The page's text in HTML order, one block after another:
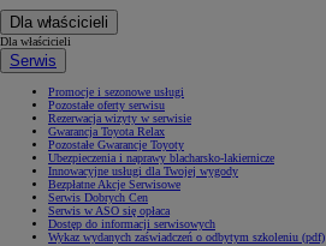
Dla właścicieli
Dla właścicieli
Serwis
Promocje i sezonowe usługi
Pozostałe oferty serwisu
Rezerwacja wizyty w serwisie
Gwarancja Toyota Relax
Pozostałe Gwarancje Toyoty
Ubezpieczenia i naprawy blacharsko-lakiernicze
Innowacyjne usługi dla Twojej wygody
Bezpłatne Akcje Serwisowe
Serwis Dobrych Cen
Serwis w ASO się opłaca
Dostęp do informacji serwisowych
Wykaz wydanych zaświadczeń o odbytym szkoleniu (pdf)